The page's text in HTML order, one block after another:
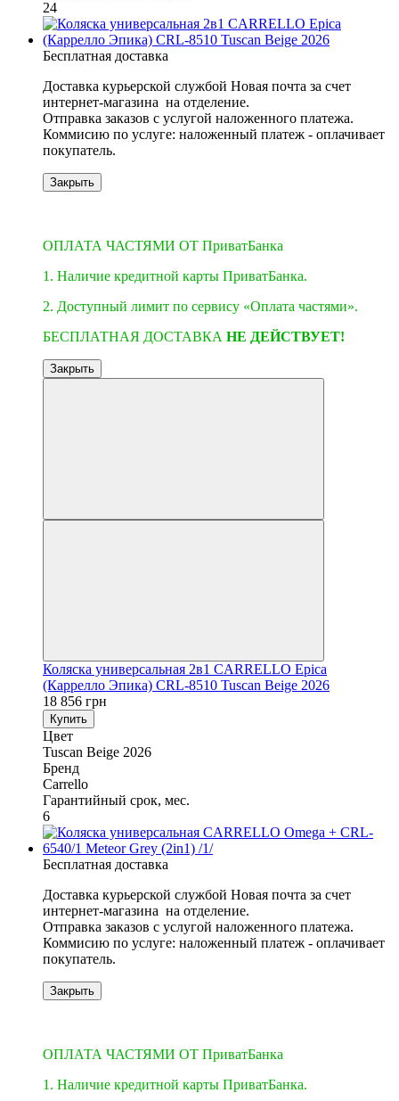
24
Бесплатная доставка
Доставка курьерской службой Новая почта за счет
интернет-магазина на отделение.
​​​​​​Отправка заказов с услугой наложенного платежа.
Коммисию по услуге: наложенный платеж - оплачивает
покупатель.
Закрыть
ОПЛАТА ЧАСТЯМИ ОТ ПриватБанка
1. Наличие кредитной карты ПриватБанка.
2. Доступный лимит по сервису «Оплата частями».
БЕСПЛАТНАЯ ДОСТАВКА НЕ ДЕЙСТВУЕТ!
Закрыть
Коляска универсальная 2в1 CARRELLO Epica
(Каррелло Эпика) CRL-8510 Tuscan Beige 2026
18 856 грн
Купить
Цвет
Tuscan Beige 2026
Бренд
Carrello
Гарантийный срок, мес.
6
Бесплатная доставка
Доставка курьерской службой Новая почта за счет
интернет-магазина на отделение.
​​​​​​Отправка заказов с услугой наложенного платежа.
Коммисию по услуге: наложенный платеж - оплачивает
покупатель.
Закрыть
ОПЛАТА ЧАСТЯМИ ОТ ПриватБанка
1. Наличие кредитной карты ПриватБанка.